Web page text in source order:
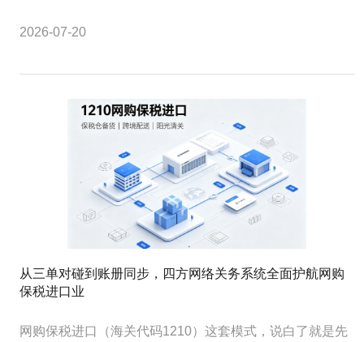
2026-07-20
从三单对碰到账册同步，四方网络关务系统全面护航网购
保税进口业
网购保税进口（海关代码1210）这套模式，说白了就是先